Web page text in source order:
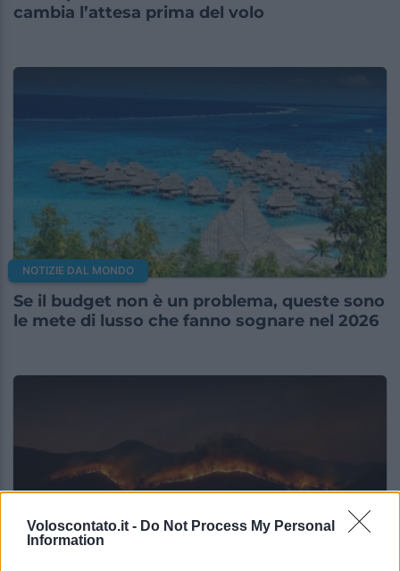
Voloscontato.it - Do Not Process My Personal
Information
cambia l’attesa prima del volo
NOTIZIE DAL MONDO
Se il budget non è un problema, queste sono
le mete di lusso che fanno sognare nel 2026